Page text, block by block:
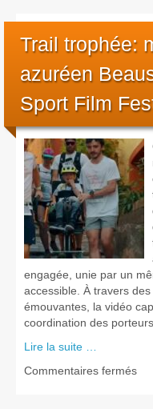
du
–
24
mai
Trail trophée:
azuréen
Sport Film
engagée, unie par un
accessible. À travers
émouvantes, la vidéo
coordination des
Lire la suite …
Commentaires ferméssur